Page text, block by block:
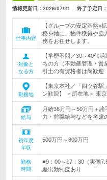
情報更新日：2026/07/21 終了予定日：
仕事内容
【グループの安定基盤×
務を軸に、物件獲得や協
務をお任せします。
対象と
なる方
【学歴不問／30～40代
ちの方（不動産管理・
引士の有資格者は尚歓迎
勤務地
【東京本社／「四ツ谷
ン歓迎】 ＜所在地＞ 東
給与
月給36万円～50万円＋
力・前職給与などを考
初年度
年収
500万円～800万円
勤務
時間
■9：00～17：30（実働
差出勤制度あり